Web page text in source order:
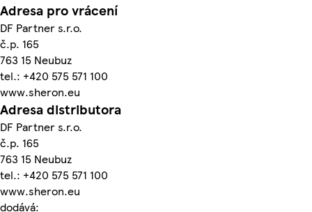
Adresa pro vrácení
DF Partner s.r.o.
č.p. 165
763 15 Neubuz
tel.: +420 575 571 100
www.sheron.eu
Adresa distributora
DF Partner s.r.o.
č.p. 165
763 15 Neubuz
tel.: +420 575 571 100
www.sheron.eu
dodává: